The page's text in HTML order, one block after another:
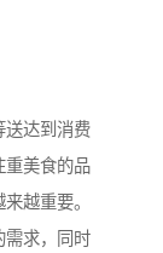
送达到消费
重美食的品
越重要。
需求，同时